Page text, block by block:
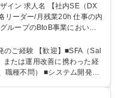
SE（DX
ー/月残業20h 仕事の内
ループのBtoB事業におい
ータ基盤の設計・構築をリ
・営業・生産など全社データ
ているPJTは、Salesforce
ご経験 【歓迎】■SFA（Sal
たは運用改善に携わった経
システム開発に